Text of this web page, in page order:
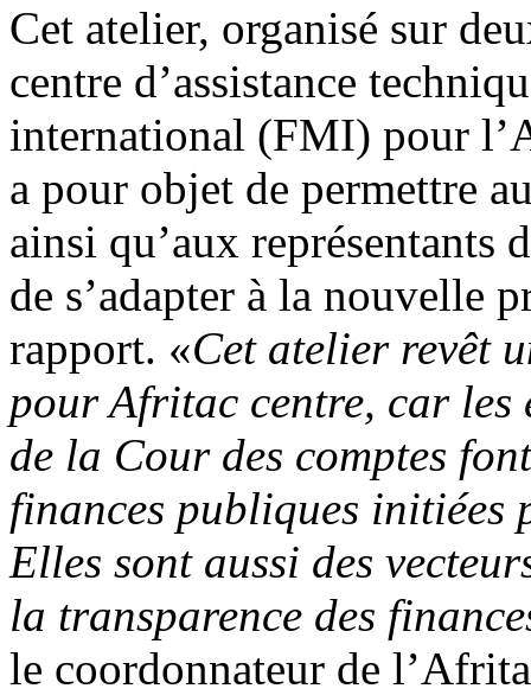
Cet atelier, organisé sur
centre d’assistance
international (FMI) pour
a pour objet de permettre
ainsi qu’aux représentants
de s’adapter à la nouvelle
rapport. «Cet atelier revêt
pour Afritac centre, car
de la Cour des comptes
finances publiques initiées
Elles sont aussi des
la transparence des
le coordonnateur de